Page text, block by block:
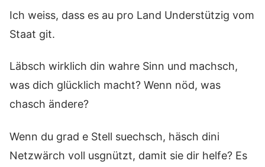
Ich weiss, dass es au pro Land Understützig vom
Staat git.
Läbsch wirklich din wahre Sinn und machsch,
was dich glücklich macht? Wenn nöd, was
chasch ändere?
Wenn du grad e Stell suechsch, häsch dini
Netzwärch voll usgnützt, damit sie dir helfe? Es